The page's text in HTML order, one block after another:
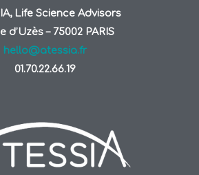
Life Science Advisors
d’Uzès – 75002 PARIS
hello@atessia.fr
01.70.22.66.19